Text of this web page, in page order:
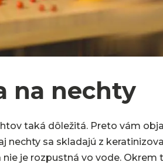
na nechty
taká dôležitá. Preto vám
nechty sa skladajú z
je rozpustná vo vode. Okrem